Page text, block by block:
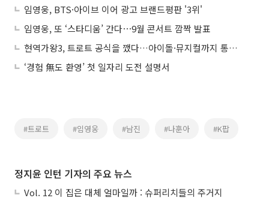
임영웅, BTS·아이브 이어 광고 브랜드평판 '3위'
임영웅, 또 ‘스타디움’ 간다⋯9월 콘서트 깜짝 발표
현역가왕3, 트로트 공식을 깼다…아이돌·뮤지컬까지 통했다
‘경험 無도 환영’ 첫 일자리 도전 설명서
#트로트 #임영웅 #남진 #나훈아 #K팝
정지윤 인턴 기자의 주요 뉴스
Vol. 12 이 집은 대체 얼마일까 : 슈퍼리치들의 주거지